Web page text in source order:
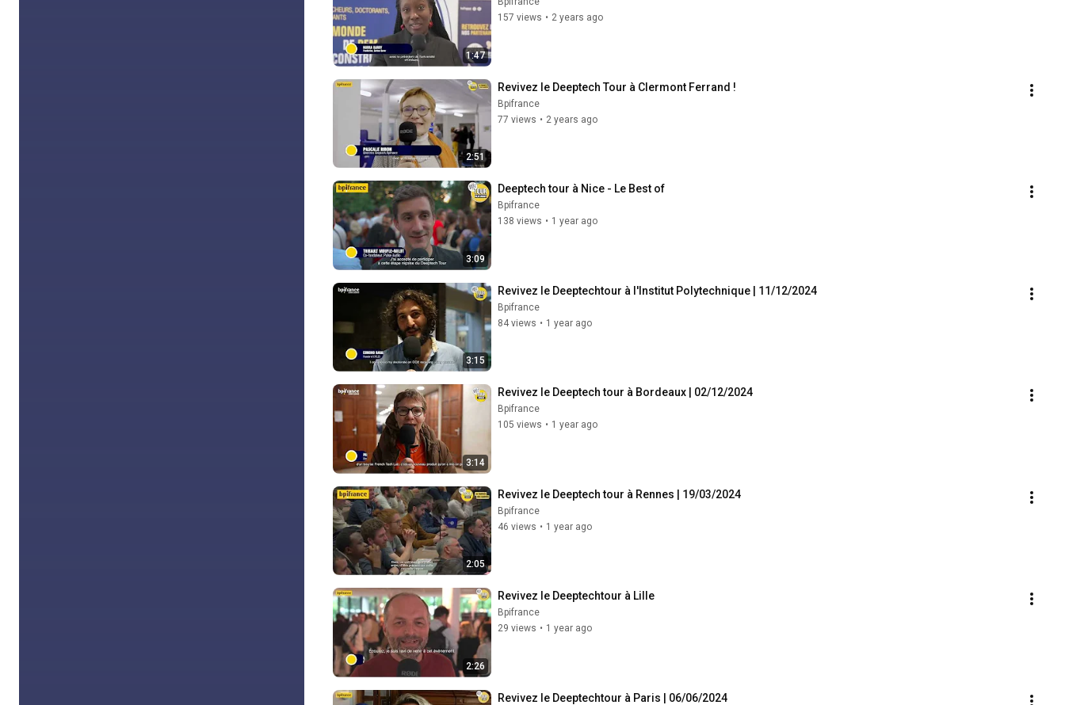
1:47
157 views • 2 years ago
2:51
Revivez le Deeptech Tour à Clermont Ferrand !
Bpifrance
77 views • 2 years ago
3:09
Deeptech tour à Nice - Le Best of
Bpifrance
138 views • 1 year ago
3:15
Revivez le Deeptechtour à l'Institut Polytechnique | 11/12/2024
Bpifrance
84 views • 1 year ago
3:14
Revivez le Deeptech tour à Bordeaux | 02/12/2024
Bpifrance
105 views • 1 year ago
2:05
Revivez le Deeptech tour à Rennes | 19/03/2024
Bpifrance
46 views • 1 year ago
2:26
Revivez le Deeptechtour à Lille
Bpifrance
29 views • 1 year ago
Revivez le Deeptechtour à Paris | 06/06/2024